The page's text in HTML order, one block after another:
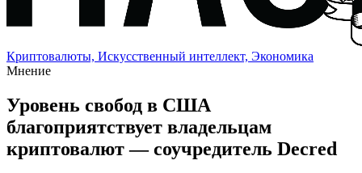
Криптовалюты, Искусственный интеллект, Экономика
Мнение
Уровень свобод в США
благоприятствует владельцам
криптовалют — соучредитель Decred